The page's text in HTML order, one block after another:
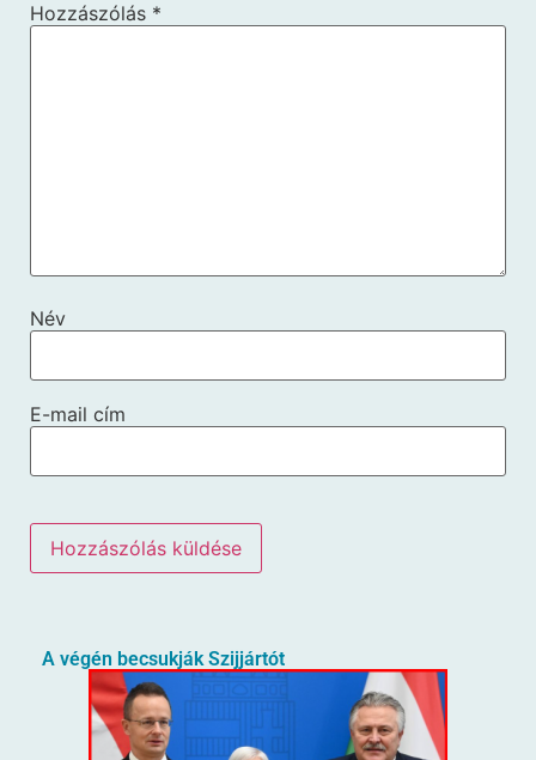
Hozzászólás *
Név
E-mail cím
A végén becsukják Szijjártót